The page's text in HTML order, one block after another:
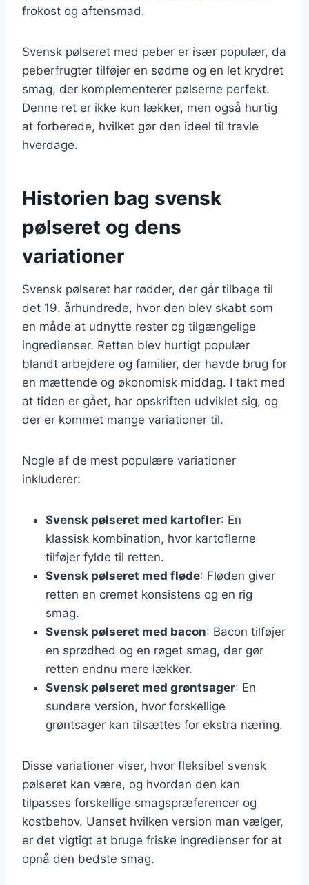
frokost og aftensmad.
Svensk pølseret med peber er især populær, da
peberfrugter tilføjer en sødme og en let krydret
smag, der komplementerer pølserne perfekt.
Denne ret er ikke kun lækker, men også hurtig
at forberede, hvilket gør den ideel til travle
hverdage.
Historien bag svensk
pølseret og dens
variationer
Svensk pølseret har rødder, der går tilbage til
det 19. århundrede, hvor den blev skabt som
en måde at udnytte rester og tilgængelige
ingredienser. Retten blev hurtigt populær
blandt arbejdere og familier, der havde brug for
en mættende og økonomisk middag. I takt med
at tiden er gået, har opskriften udviklet sig, og
der er kommet mange variationer til.
Nogle af de mest populære variationer
inkluderer:
Svensk pølseret med kartofler: En
klassisk kombination, hvor kartoflerne
tilføjer fylde til retten.
Svensk pølseret med fløde: Fløden giver
retten en cremet konsistens og en rig
smag.
Svensk pølseret med bacon: Bacon tilføjer
en sprødhed og en røget smag, der gør
retten endnu mere lækker.
Svensk pølseret med grøntsager: En
sundere version, hvor forskellige
grøntsager kan tilsættes for ekstra næring.
Disse variationer viser, hvor fleksibel svensk
pølseret kan være, og hvordan den kan
tilpasses forskellige smagspræferencer og
kostbehov. Uanset hvilken version man vælger,
er det vigtigt at bruge friske ingredienser for at
opnå den bedste smag.